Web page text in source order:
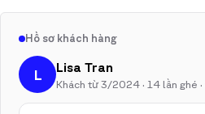
Hồ sơ khách hàng
L Lisa Tran
Khách từ 3/2024 · 14 lần ghé